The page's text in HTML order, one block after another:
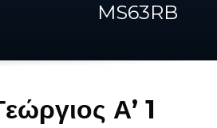
MS63RB
Α’ 1